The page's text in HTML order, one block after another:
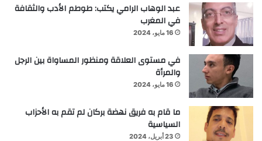
عبد الوهاب الرامي يكتب: طوطم الأدب والثقافة
في المغرب
16 مايو، 2024
في مستوى العلاقة ومنظور المساواة بين الرجل
والمرأة
16 مايو، 2024
ما قام به فريق نهضة بركان لم تقم به الأحزاب
السياسية
23 أبريل، 2024